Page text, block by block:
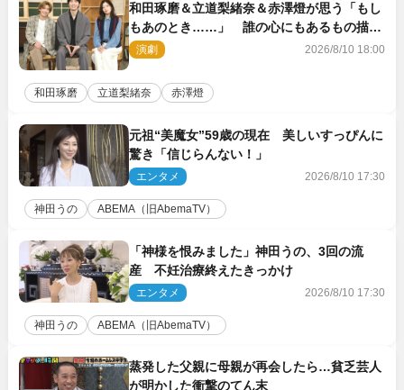
和田琢磨＆立道梨緒奈＆赤澤燈が思う「もし
もあのとき……」 誰の心にもあるもの描く
舞台『回転する夜』に込める思い
演劇 2026/8/10 18:00
和田琢磨 立道梨緒奈 赤澤燈
元祖“美魔女”59歳の現在 美しいすっぴんに
驚き「信じらんない！」
エンタメ 2026/8/10 17:30
神田うの ABEMA（旧AbemaTV）
「神様を恨みました」神田うの、3回の流
産 不妊治療終えたきっかけ
エンタメ 2026/8/10 17:30
神田うの ABEMA（旧AbemaTV）
蒸発した父親に母親が再会したら…貧乏芸人
が明かした衝撃のてん末